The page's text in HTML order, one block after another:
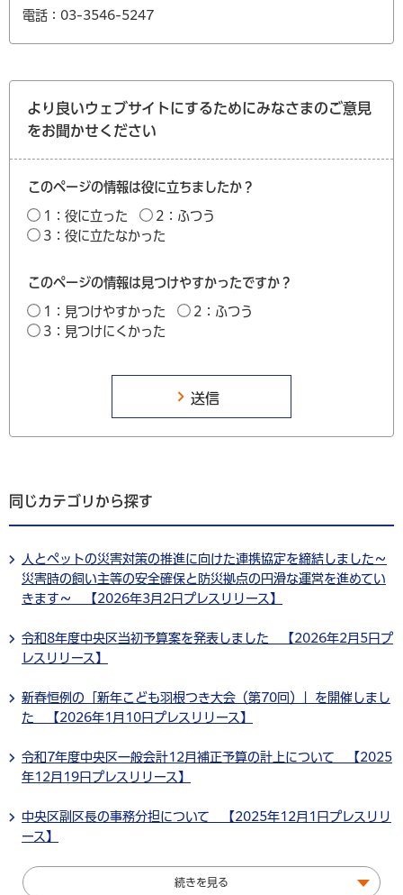
電話：03-3546-5247
より良いウェブサイトにするためにみなさまのご意見
をお聞かせください
このページの情報は役に立ちましたか？
1：役に立った
2：ふつう
3：役に立たなかった
このページの情報は見つけやすかったですか？
1：見つけやすかった
2：ふつう
3：見つけにくかった
同じカテゴリから探す
人とペットの災害対策の推進に向けた連携協定を締結しました～
災害時の飼い主等の安全確保と防災拠点の円滑な運営を進めてい
きます～ 【2026年3月2日プレスリリース】
令和8年度中央区当初予算案を発表しました 【2026年2月5日プ
レスリリース】
新春恒例の「新年こども羽根つき大会（第70回）」を開催しまし
た 【2026年1月10日プレスリリース】
令和7年度中央区一般会計12月補正予算の計上について 【2025
年12月19日プレスリリース】
中央区副区長の事務分担について 【2025年12月1日プレスリリ
ース】
続きを見る